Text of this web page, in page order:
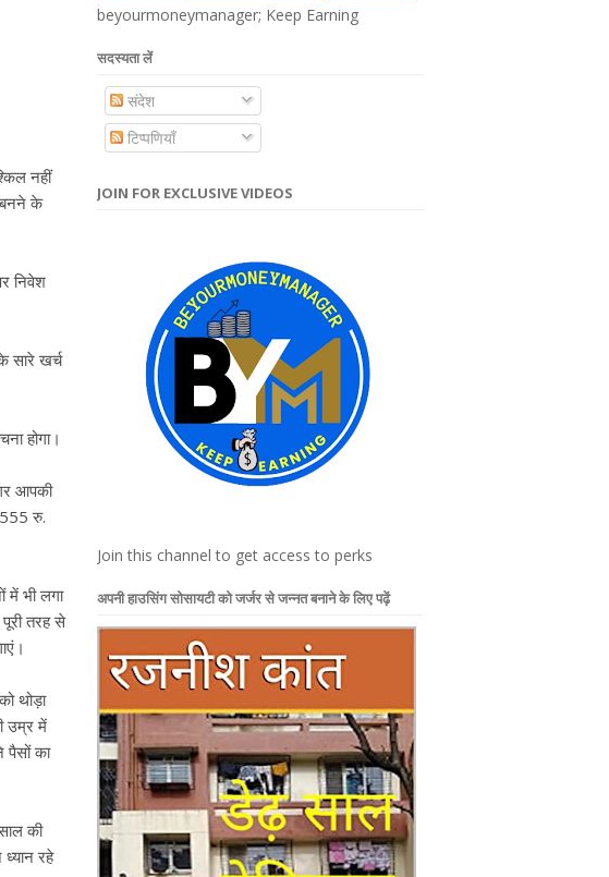
नहीं
बनने के
निवेश
सारे खर्च
होगा।
आपकी
रु.
भी लगा
तरह से
थोड़ा
उम्र में
पैसों का
की
रहे
beyourmoneymanager; Keep Earning
सदस्यता लें
संदेश
टिप्पणियाँ
JOIN FOR EXCLUSIVE VIDEOS
Join this channel to get access to perks
अपनी हाउसिंग सोसायटी को जर्जर से जन्नत बनाने के लिए पढ़ें